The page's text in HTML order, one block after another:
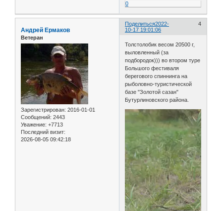
0
Поделиться 4
2022-
10-17 19:01:06
Андрей Ермаков
Ветеран
Зарегистрирован: 2016-01-01
Сообщений: 2443
Уважение: +7713
Последний визит:
2026-08-05 09:42:18
Толстолобик весом 20500 г,
выловленный (за
подбородок))) во втором туре
Большого фестиваля
берегового спиннинга на
рыболовно-туристической
базе "Золотой сазан"
Бутурлиновского района.